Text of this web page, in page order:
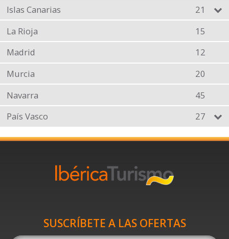
Islas Canarias
21
La Rioja
15
Madrid
12
Murcia
20
Navarra
45
País Vasco
27
SUSCRÍBETE A LAS OFERTAS